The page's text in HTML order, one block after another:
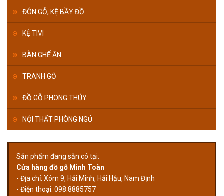
ĐÔN GỖ, KỆ BẦY ĐỒ
KỆ TIVI
BÀN GHẾ ĂN
TRANH GỖ
ĐỒ GỖ PHONG THỦY
NỘI THẤT PHÒNG NGỦ
Sản phẩm đang sẵn có tại:
Cửa hàng đồ gỗ Minh Toàn
- Địa chỉ: Xóm 9, Hải Minh, Hải Hậu, Nam Định
- Điện thoại: 098.8885757